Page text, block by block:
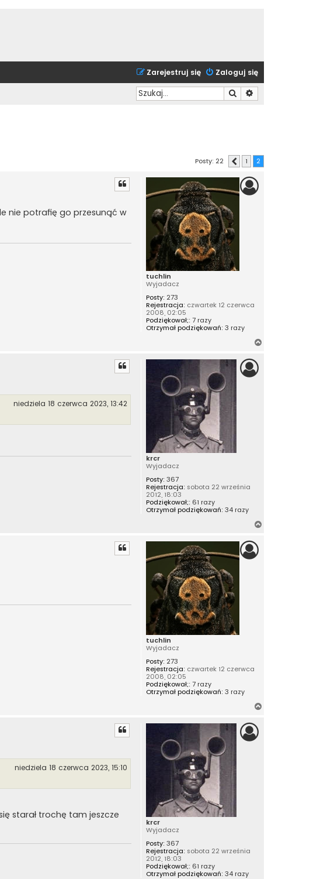
Zaloguj się
Zarejestruj się
Szukaj
Posty: 22 Poprzednia
1 2
tuchlin
Wyjadacz
Posty: 273
Rejestracja: czwartek 12 czerwca
2008, 02:05
Podziękował;: 7 razy
Otrzymał podziękowań: 3 razy
nie potrafię go przesunąć w
krcr
Wyjadacz
Posty: 367
Rejestracja: sobota 22 września
2012, 18:03
Podziękował;: 61 razy
Otrzymał podziękowań: 34 razy
niedziela 18 czerwca 2023, 13:42
tuchlin
Wyjadacz
Posty: 273
Rejestracja: czwartek 12 czerwca
2008, 02:05
Podziękował;: 7 razy
Otrzymał podziękowań: 3 razy
krcr
Wyjadacz
Posty: 367
Rejestracja: sobota 22 września
2012, 18:03
Podziękował;: 61 razy
Otrzymał podziękowań: 34 razy
niedziela 18 czerwca 2023, 15:10
starał trochę tam jeszcze